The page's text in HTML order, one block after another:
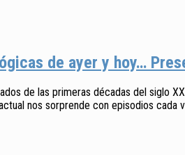
de ayer y hoy…
de las primeras décadas del siglo
nos sorprende con episodios